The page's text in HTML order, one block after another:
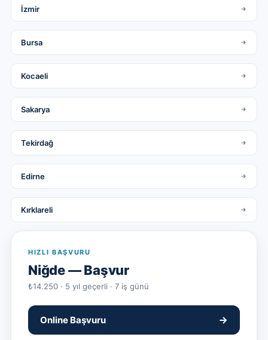
İzmir
Bursa
Kocaeli
Sakarya
Tekirdağ
Edirne
Kırklareli
HIZLI BAŞVURU
Niğde— Başvur
₺14.250 · 5 yıl geçerli · 7 iş günü
Online Başvuru